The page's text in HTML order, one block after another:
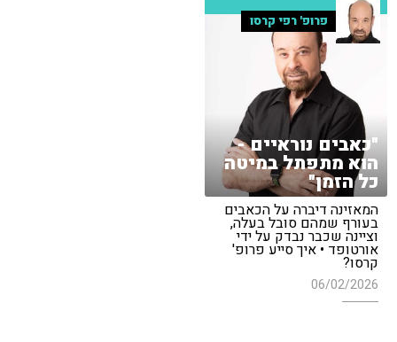
פרופ' רפי קרסו
"כאבים נוראיים -
הוא מתפתל במיטה
כל הזמן"
המאזינה דיברה על הכאבים
בעורף שמהם סובל בעלה,
וציינה שכבר נבדק על ידי
אורטופד • איך סייע פרופ'
קרסו?
06/02/2026